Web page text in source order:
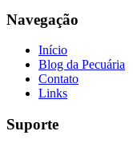
Navegação
Início
Blog da Pecuária
Contato
Links
Suporte